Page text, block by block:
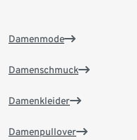
Damenmode
Damenschmuck
Damenkleider
Damenpullover